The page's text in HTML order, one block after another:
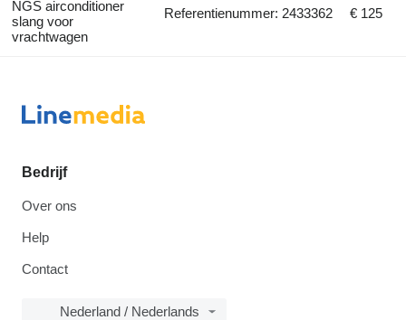
NGS airconditioner
slang voor
vrachtwagen
Referentienummer: 2433362 € 125
Bedrijf
Over ons
Help
Contact
Nederland / Nederlands